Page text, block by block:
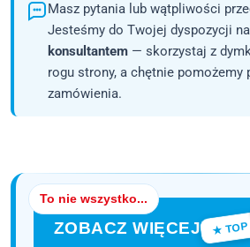
Masz pytania lub wątpliwości
Jesteśmy do Twojej dyspozycji na
konsultantem — skorzystaj z
rogu strony, a chętnie pomożemy
zamówienia.
To nie wszystko...
ZOBACZ WIĘCEJ ★ TOP